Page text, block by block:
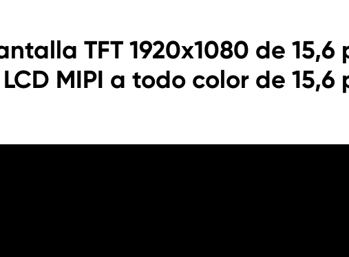
TFT 1920x1080 de
MIPI a todo color de